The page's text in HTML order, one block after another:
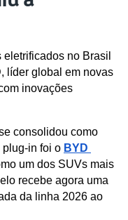
no Brasil
líder global em novas
inovações
consolidou como
plug-in foi o BYD
um dos SUVs mais
recebe agora uma
da linha 2026 ao